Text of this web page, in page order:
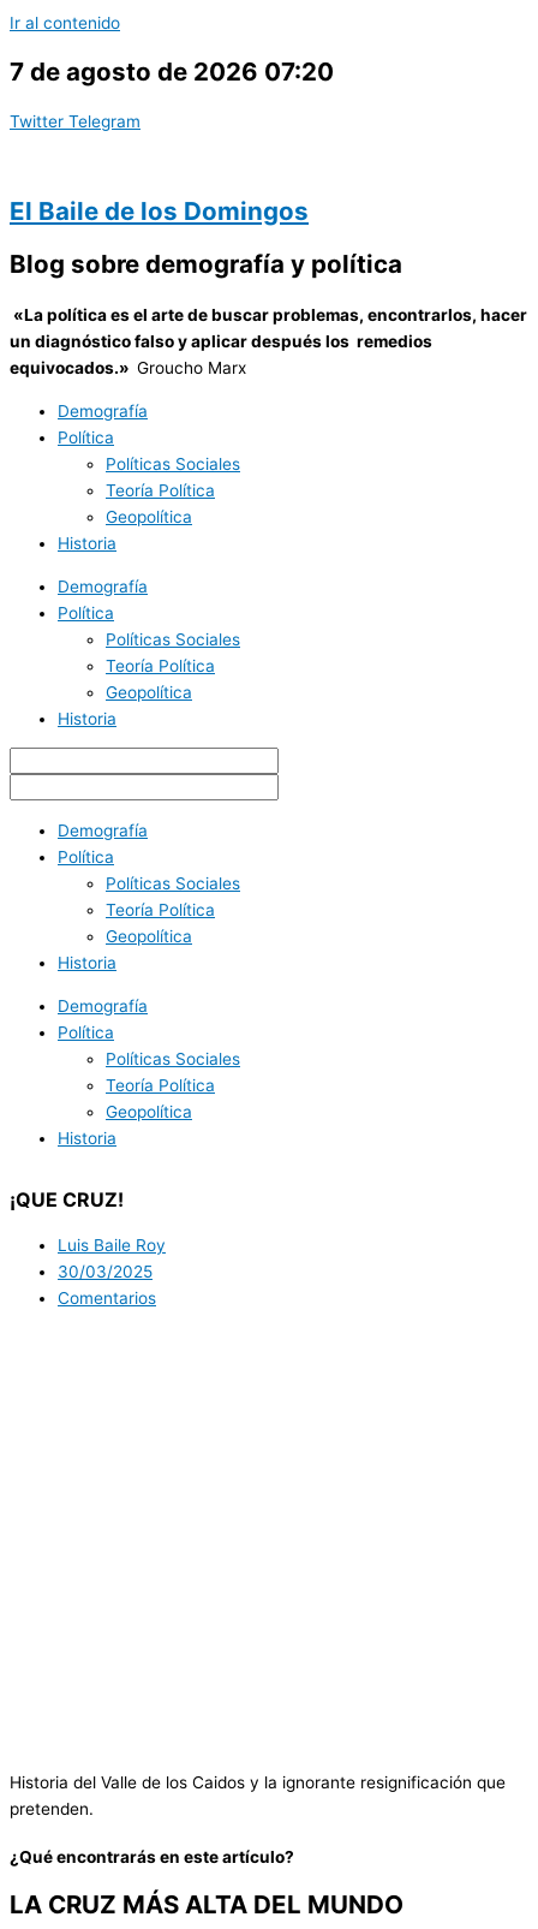
Ir al contenido
7 de agosto de 2026 07:20
Twitter Telegram
El Baile de los Domingos
Blog sobre demografía y política
«La política es el arte de buscar problemas, encontrarlos, hacer
un diagnóstico falso y aplicar después los remedios
equivocados.» Groucho Marx
Demografía
Política
Políticas Sociales
Teoría Política
Geopolítica
Historia
Demografía
Política
Políticas Sociales
Teoría Política
Geopolítica
Historia
Demografía
Política
Políticas Sociales
Teoría Política
Geopolítica
Historia
Demografía
Política
Políticas Sociales
Teoría Política
Geopolítica
Historia
¡QUE CRUZ!
Luis Baile Roy
30/03/2025
Comentarios
Historia del Valle de los Caidos y la ignorante resignificación que
pretenden.
¿Qué encontrarás en este artículo?
LA CRUZ MÁS ALTA DEL MUNDO